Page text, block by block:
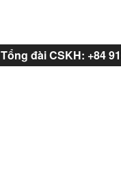
Tổng đài CSKH: +84